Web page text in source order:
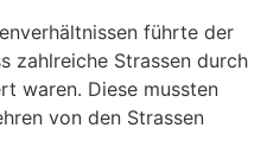
führte der
zahlreiche Strassen durch
waren. Diese mussten
von den Strassen